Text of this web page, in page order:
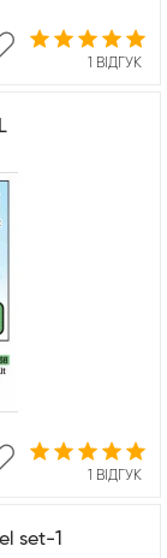
1 ВІДГУК
1 ВІДГУК
set-1